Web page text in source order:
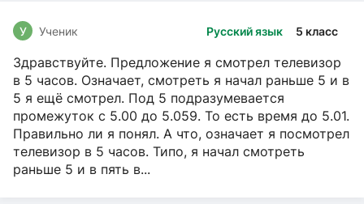
Русский язык 5 класс
У Ученик
Здравствуйте. Предложение я смотрел телевизор
в 5 часов. Означает, смотреть я начал раньше 5 и в
5 я ещё смотрел. Под 5 подразумевается
промежуток с 5.00 до 5.059. То есть время до 5.01.
Правильно ли я понял. А что, означает я посмотрел
телевизор в 5 часов. Типо, я начал смотреть
раньше 5 и в пять в...